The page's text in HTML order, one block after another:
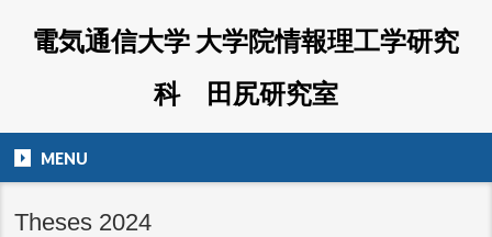
電気通信大学 大学院情報理工学研究
科 田尻研究室
MENU
Theses 2024